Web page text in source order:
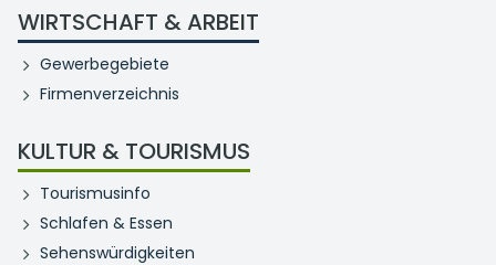
WIRTSCHAFT & ARBEIT
Gewerbegebiete
Firmenverzeichnis
KULTUR & TOURISMUS
Tourismusinfo
Schlafen & Essen
Sehenswürdigkeiten